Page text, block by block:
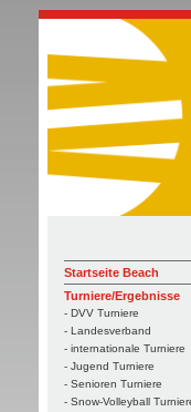
Startseite Beach
Turniere/Ergebnisse
- DVV Turniere
- Landesverband
- internationale Turniere
- Jugend Turniere
- Senioren Turniere
- Snow-Volleyball